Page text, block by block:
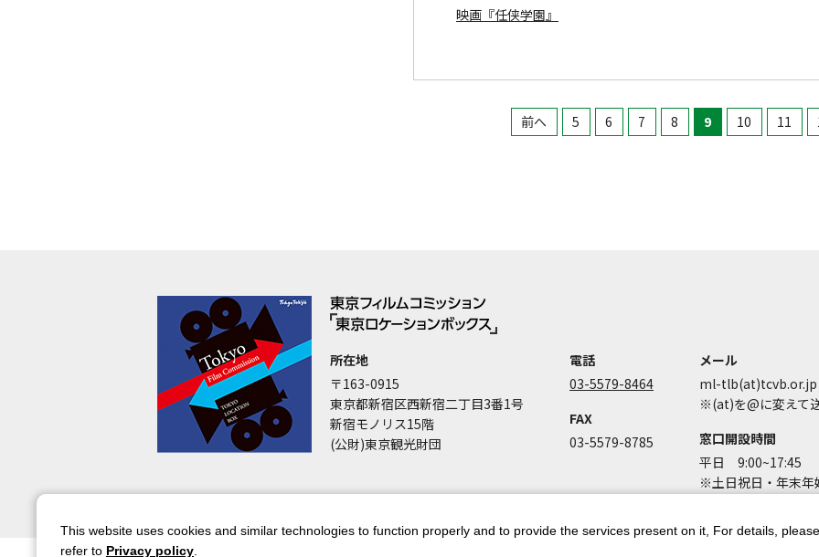
映画『任侠学園』
前へ 5 6 7 8 9 10 11
所在地
〒163-0915
東京都新宿区西新宿二丁目3番1号
新宿モノリス15階
(公財)東京観光財団
電話
03-5579-8464
FAX
03-5579-8785
メール
ml-tlb(at)tcvb.or.jp
※(at)を@に変えて
窓口開設時間
平日 9:00~17:45
※土日祝日・年末年
This website uses cookies and similar technologies to function properly and to provide the services present on it, For details, please
refer to Privacy policy